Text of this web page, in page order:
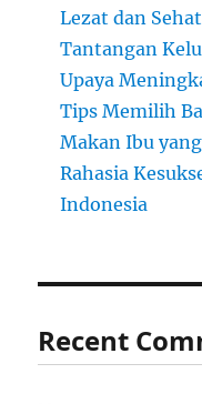
Lezat dan Sehat
Tantangan
Upaya
Tips Memilih
Makan Ibu
Rahasia
Indonesia
Recent